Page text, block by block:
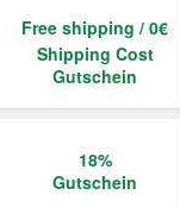
Free shipping / 0€
Shipping Cost
Gutschein
18%
Gutschein